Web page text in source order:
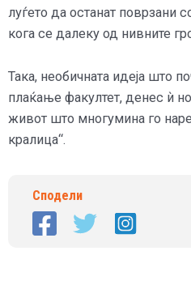
луѓето да останат поврзани
кога се далеку од нивните
Така, необичната идеја што
плаќање факултет, денес ѝ
живот што многумина го
кралица“.
Сподели